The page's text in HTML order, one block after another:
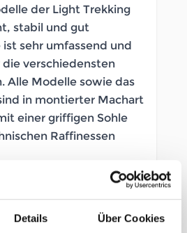
Details Über Cookies
der Light Trekking
stabil und gut
sehr umfassend und
die verschiedensten
Alle Modelle sowie das
in montierter Machart
einer griffigen Sohle
Raffinessen
LB_364268001